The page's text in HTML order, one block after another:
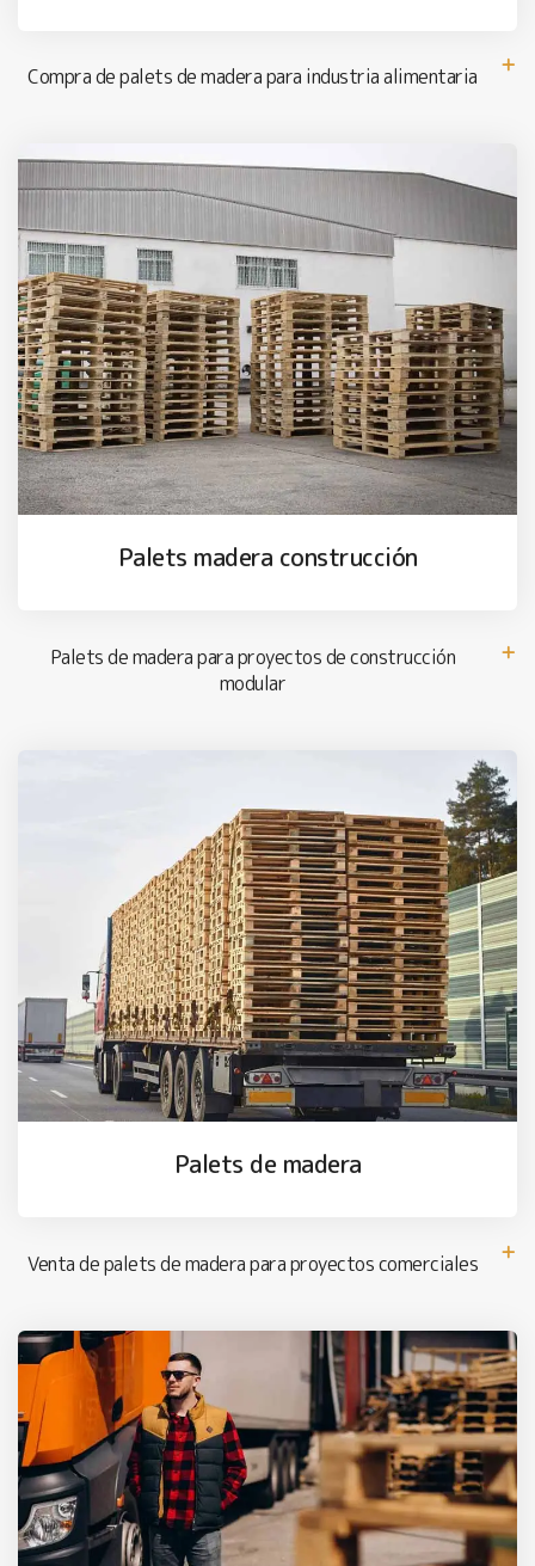
Compra de palets de madera para industria alimentaria
Palets madera construcción
Palets de madera para proyectos de construcción
modular
Palets de madera
Venta de palets de madera para proyectos comerciales